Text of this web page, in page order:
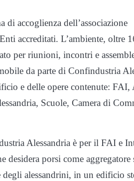
di accoglienza dell’associazione
accreditati. L’ambiente, oltre
per riunioni, incontri e
da parte di Confindustria
e delle opere contenute:
Scuole, Camera di
Alessandria è per il FAI e
desidera porsi come aggregatore
degli alessandrini, in un edificio